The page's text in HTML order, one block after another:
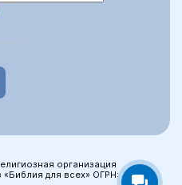
организация
«Библия для всех» ОГРН: